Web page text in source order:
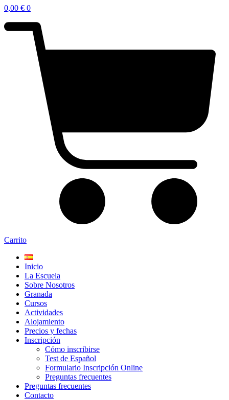
0,00 € 0
Carrito
Inicio
La Escuela
Sobre Nosotros
Granada
Cursos
Actividades
Alojamiento
Precios y fechas
Inscripción
Cómo inscribirse
Test de Español
Formulario Inscripción Online
Preguntas frecuentes
Preguntas frecuentes
Contacto